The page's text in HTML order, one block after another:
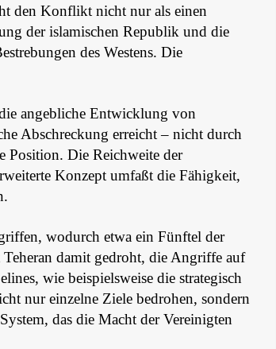
den Konflikt nicht nur als einen
der islamischen Republik und die
des Westens. Die
angebliche Entwicklung von
Abschreckung erreicht – nicht durch
Position. Die Reichweite der
Konzept umfaßt die Fähigkeit,
wodurch etwa ein Fünftel der
damit gedroht, die Angriffe auf
wie beispielsweise die strategisch
nur einzelne Ziele bedrohen, sondern
das die Macht der Vereinigten